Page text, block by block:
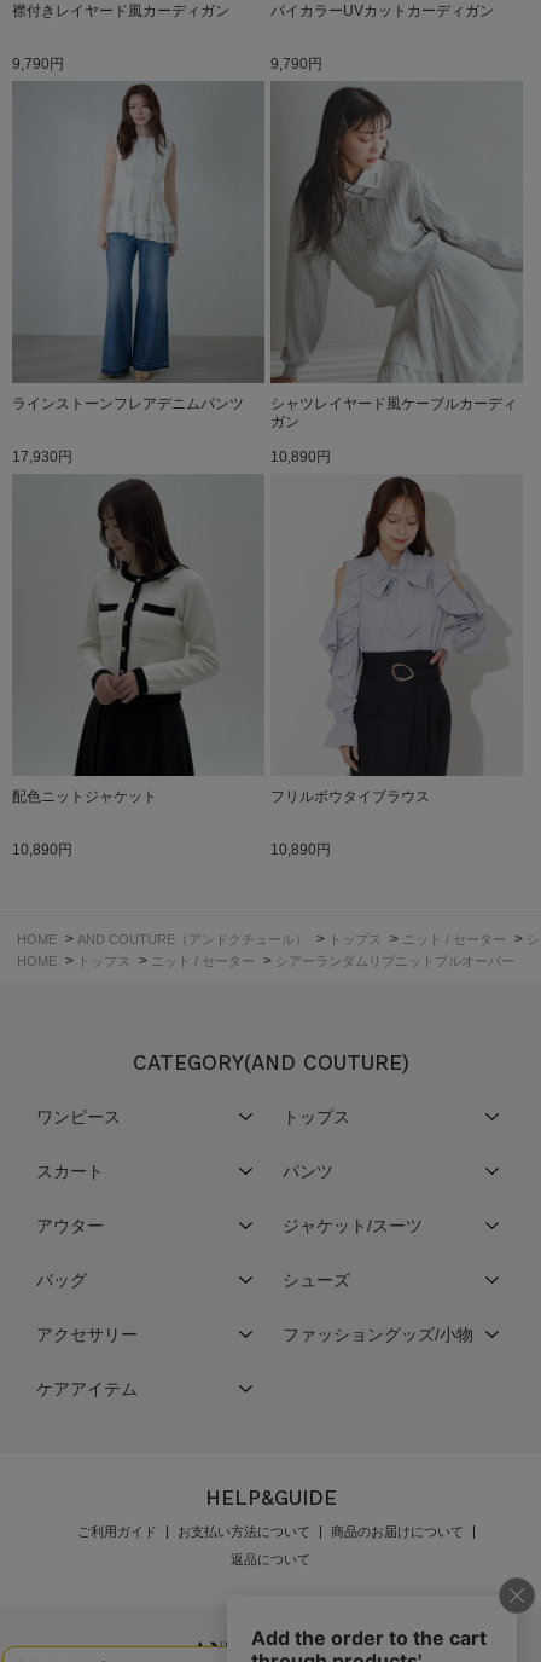
襟付きレイヤード風カーディガン
9,790円
バイカラーUVカットカーディガン
9,790円
ラインストーンフレアデニムパンツ
17,930円
シャツレイヤード風ケーブルカーディ
ガン
10,890円
配色ニットジャケット
10,890円
フリルボウタイブラウス
10,890円
HOME > AND COUTURE（アンドクチュール） > トップス > ニット / セーター >
HOME > トップス > ニット / セーター > シアーランダムリブニットプルオーバー
CATEGORY(AND COUTURE)
ワンピース トップス
スカート パンツ
アウター ジャケット/スーツ
バッグ シューズ
アクセサリー ファッショングッズ/小物
ケアアイテム
HELP&GUIDE
ご利用ガイド お支払い方法について
商品のお届けについて
返品について